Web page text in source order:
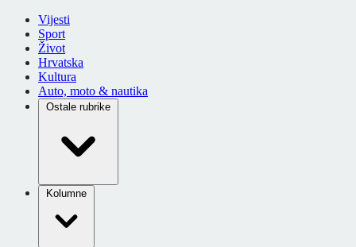
Vijesti
Sport
Život
Hrvatska
Kultura
Auto, moto & nautika
Ostale rubrike
Kolumne